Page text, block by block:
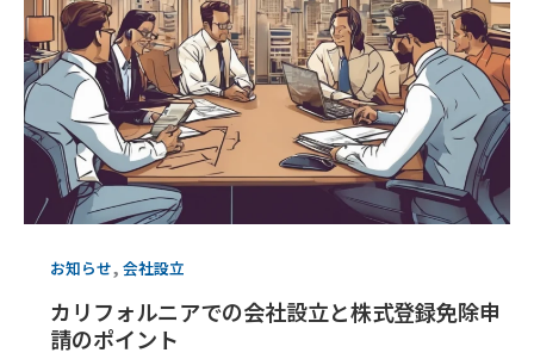
お知らせ, 会社設立
カリフォルニアでの会社設立と株式登録免除申
請のポイント